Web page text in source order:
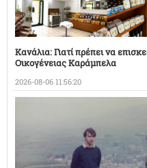
Κανάλια: Γιατί πρέπει να
Οικογένειας Καράμπελα
2026-08-06 11:56:20